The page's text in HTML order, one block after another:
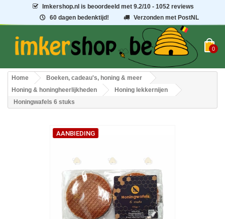
Imkershop.nl is beoordeeld met9.2/10 - 1052 reviews
60 dagen bedenktijd!
Verzonden met PostNL
0
Home
Boeken, cadeau's, honing & meer
Honing & honingheerlijkheden
Honing lekkernijen
Honingwafels 6 stuks
AANBIEDING